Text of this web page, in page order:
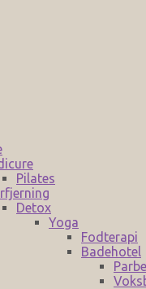
Pilates
Detox
Yoga
Fodterapi
Badehotel